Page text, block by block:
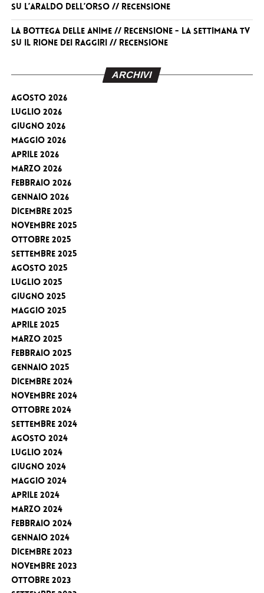
su L’Araldo dell’Orso // RECENSIONE
La Bottega delle Anime // RECENSIONE - La Settimana TV
su Il Rione dei Raggiri // RECENSIONE
ARCHIVI
Agosto 2026
Luglio 2026
Giugno 2026
Maggio 2026
Aprile 2026
Marzo 2026
Febbraio 2026
Gennaio 2026
Dicembre 2025
Novembre 2025
Ottobre 2025
Settembre 2025
Agosto 2025
Luglio 2025
Giugno 2025
Maggio 2025
Aprile 2025
Marzo 2025
Febbraio 2025
Gennaio 2025
Dicembre 2024
Novembre 2024
Ottobre 2024
Settembre 2024
Agosto 2024
Luglio 2024
Giugno 2024
Maggio 2024
Aprile 2024
Marzo 2024
Febbraio 2024
Gennaio 2024
Dicembre 2023
Novembre 2023
Ottobre 2023